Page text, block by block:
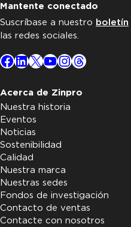
Mantente conectado
Suscríbase a nuestro boletín
las redes sociales.
Facebook
LinkedIn
X YouTube
Instagram
Threads
Acerca de Zinpro
Nuestra historia
Eventos
Noticias
Sostenibilidad
Calidad
Nuestra marca
Nuestras sedes
Fondos de investigación
Contacto de ventas
Contacte con nosotros